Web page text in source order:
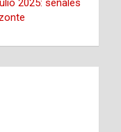
2025: señales